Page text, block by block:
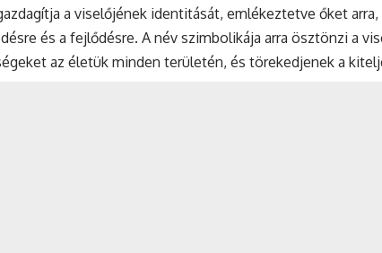
a viselőjének identitását, emlékeztetve őket
és a fejlődésre. A név szimbolikája arra ösztönzi a
az életük minden területén, és törekedjenek a